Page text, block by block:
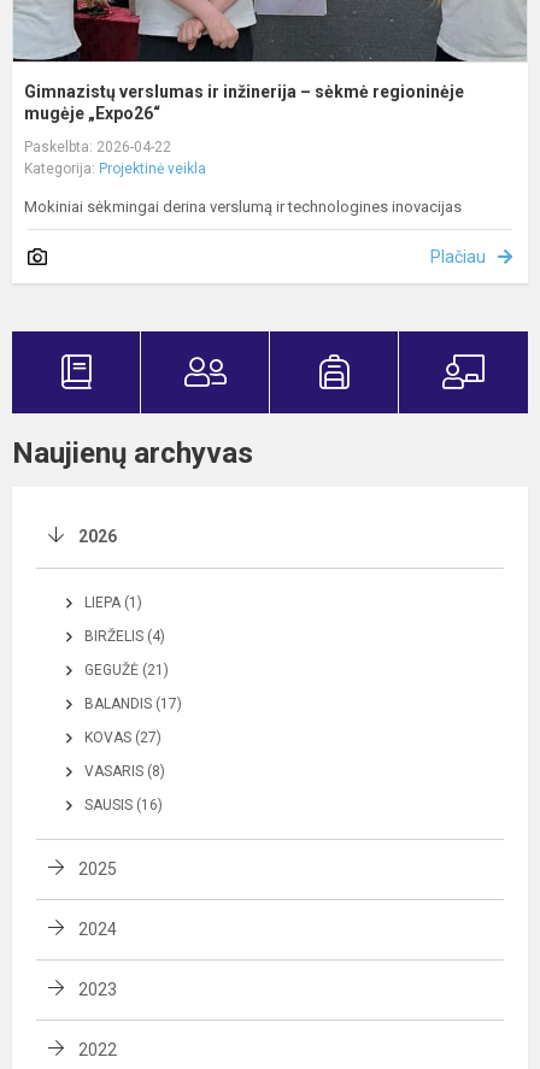
Gimnazistų verslumas ir inžinerija – sėkmė regioninėje
mugėje „Expo26“
Paskelbta: 2026-04-22
Kategorija: Projektinė veikla
Mokiniai sėkmingai derina verslumą ir technologines inovacijas
Plačiau
Naujienų archyvas
2026
LIEPA (1)
BIRŽELIS (4)
GEGUŽĖ (21)
BALANDIS (17)
KOVAS (27)
VASARIS (8)
SAUSIS (16)
2025
2024
2023
2022